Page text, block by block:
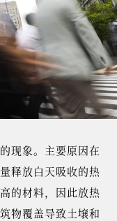
现象。主要原因在
释放白天吸收的热
的材料，因此放热
物覆盖导致土壌和